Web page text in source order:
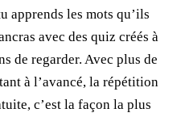
apprends les mots qu’ils
avec des quiz créés à
de regarder. Avec plus de
à l’avancé, la répétition
c’est la façon la plus